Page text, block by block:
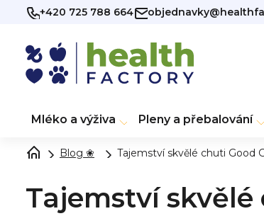
Přejít
+420 725 788 664
Mléko a výživa Pleny a přebalování
Blog ❀ Tajemství skvělé chuti Good
Tajemství skvělé